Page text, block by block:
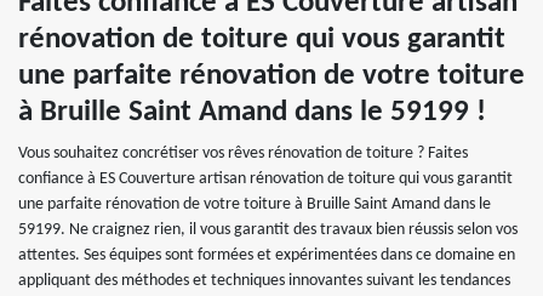
rénovation de toiture qui vous garantit
une parfaite rénovation de votre toiture
à Bruille Saint Amand dans le 59199 !
Vous souhaitez concrétiser vos rêves rénovation de toiture ? Faites
confiance à ES Couverture artisan rénovation de toiture qui vous garantit
une parfaite rénovation de votre toiture à Bruille Saint Amand dans le
59199. Ne craignez rien, il vous garantit des travaux bien réussis selon vos
attentes. Ses équipes sont formées et expérimentées dans ce domaine en
appliquant des méthodes et techniques innovantes suivant les tendances